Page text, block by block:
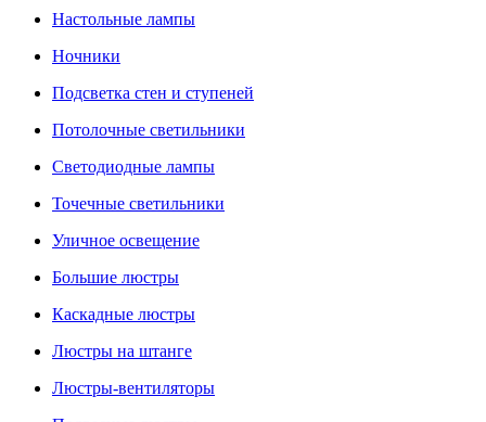
Настольные лампы
Ночники
Подсветка стен и ступеней
Потолочные светильники
Светодиодные лампы
Точечные светильники
Уличное освещение
Большие люстры
Каскадные люстры
Люстры на штанге
Люстры-вентиляторы